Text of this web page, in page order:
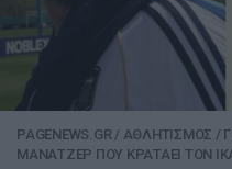
PAGENEWS.GR/ ΑΘΛΗΤΙΣΜΟΣ /
ΜΑΝΑΤΖΕΡ ΠΟΥ ΚΡΑΤΑΕΙ ΤΟΝ